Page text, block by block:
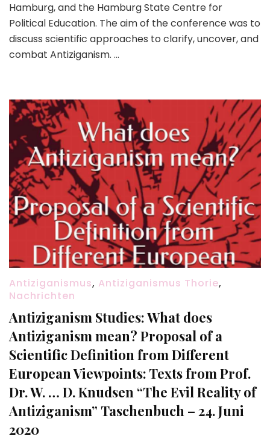
Hamburg, and the Hamburg State Centre for
Political Education. The aim of the conference was to
discuss scientific approaches to clarify, uncover, and
combat Antiziganism. …
Antiziganismus, Antiziganismus Thorie,
Nachrichten
Antiziganism Studies: What does
Antiziganism mean? Proposal of a
Scientific Definition from Different
European Viewpoints: Texts from Prof.
Dr. W. … D. Knudsen “The Evil Reality of
Antiziganism” Taschenbuch – 24. Juni
2020